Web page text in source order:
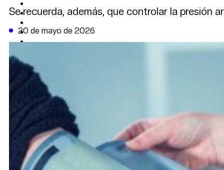
POLÍTICA
DATA FIRME
DE LA TRIBUNA TV
Se recuerda, además, que controlar la presión
20 de mayo de 2026